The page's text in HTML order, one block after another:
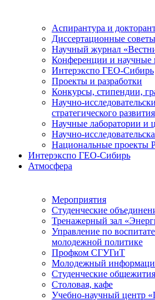
Аспирантура и
Диссертационные советы
Научный журнал
Конференции и научные
Интерэкспо ГЕО-Сибирь
Проекты и разработки
Конкурсы, стипендии,
Научно-
стратегического развития
Научные лаборатории и
Научно-
Национальные проекты
Интерэкспо ГЕО-Сибирь
Атмосфера
Мероприятия
Студенческие
Тренажерный зал
Управление по
молодежной политике
Профком СГУГиТ
Молодежный
Студенческие общежития
Столовая, кафе
Учебно-научный центр